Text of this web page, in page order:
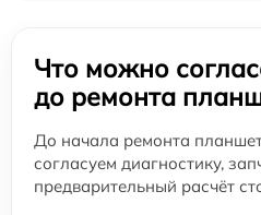
Что можно
до ремонта
До начала ремонта
согласуем диагностику,
предварительный расчёт